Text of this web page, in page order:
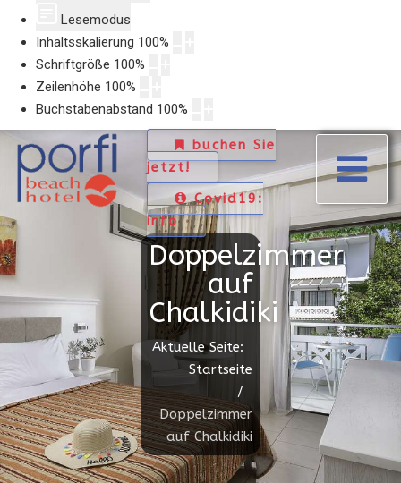
Lesemodus
Inhaltsskalierung 100%
Schriftgröße 100%
Zeilenhöhe 100%
Buchstabenabstand 100%
buchen Sie
jetzt!
Covid19:
info
Doppelzimmer
auf
Chalkidiki
Aktuelle Seite:
Startseite
Doppelzimmer
auf Chalkidiki